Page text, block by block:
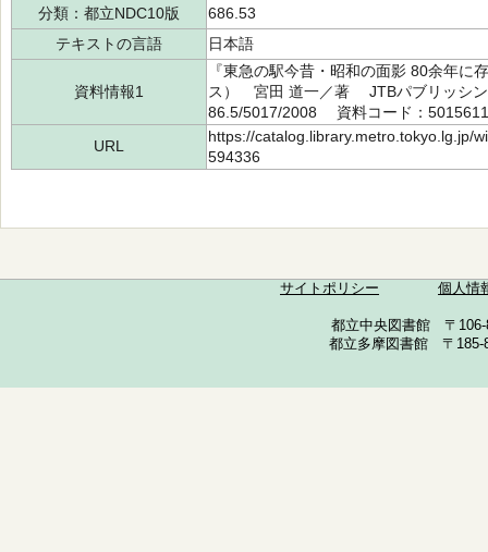
分類：都立NDC10版
686.53
テキストの言語
日本語
資料情報1
『東急の駅今昔・昭和の面影 80余年に
ス） 宮田 道一／著 JTBパブリッシ
86.5/5017/2008 資料コード：
URL
https://catalog.library.metro.tokyo.lg.jp/
594336
サイトポリシー 個人情
都立中央図書館 〒
都立多摩図書館 〒185-